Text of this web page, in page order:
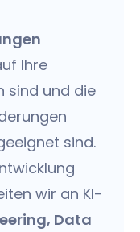
Ihre
sind und die
sind.
wir an KI-
Data